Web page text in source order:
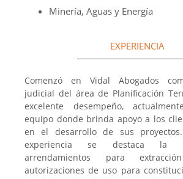
Minería, Aguas y Energía
EXPERIENCIA
Comenzó en Vidal Abogados
judicial del área de Planificación
excelente desempeño,
equipo donde brinda apoyo a los
en el desarrollo de sus
experiencia se destaca la
arrendamientos para
autorizaciones de uso para